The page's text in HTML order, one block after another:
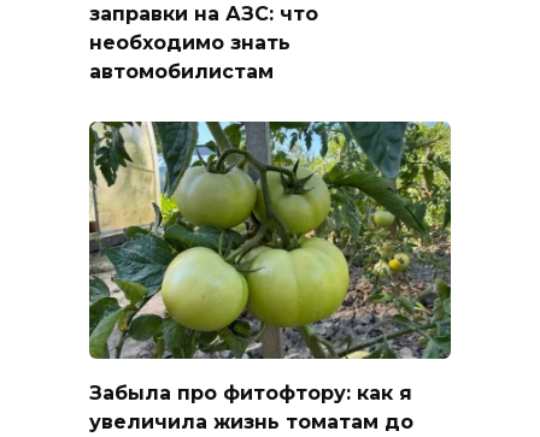
заправки на АЗС: что
необходимо знать
автомобилистам
Забыла про фитофтору: как я
увеличила жизнь томатам до